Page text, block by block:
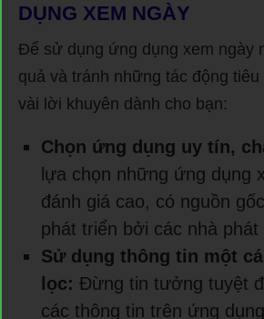
DỤNG XEM NGÀY
Để sử dụng ứng dụng xem ngày
quả và tránh những tác động
vài lời khuyên dành cho bạn:
Chọn ứng dụng uy tín,
lựa chọn những ứng dụng
đánh giá cao, có nguồn
phát triển bởi các nhà
Sử dụng thông tin một
lọc: Đừng tin tưởng tuyệt
các thông tin trên ứng